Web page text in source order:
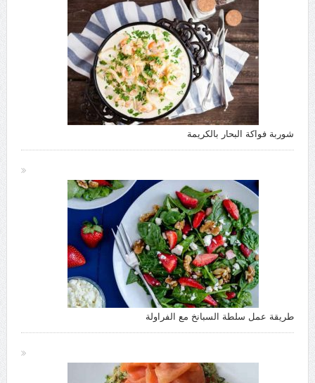
شوربة فواكة البحار بالكريمة
طريقة عمل سلطة السبانخ مع الفراولة